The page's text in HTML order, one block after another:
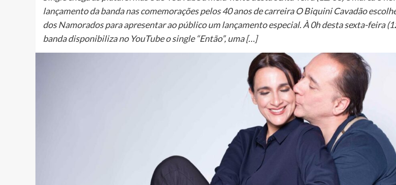
lançamento da banda nas comemorações pelos 40 anos de carreira O Biquini Cavadão
dos Namorados para apresentar ao público um lançamento especial. À 0h desta sexta-feira
banda disponibiliza no YouTube o single “Então”, uma […]